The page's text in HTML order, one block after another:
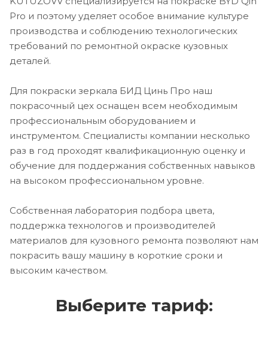
Pro и поэтому уделяет особое внимание культуре
производства и соблюдению технологических
требований по ремонтной окраске кузовных
деталей.
Для покраски зеркала БИД Цинь Про наш
покрасочный цех оснащен всем необходимым
профессиональным оборудованием и
инструментом. Специалисты компании несколько
раз в год проходят квалификационную оценку и
обучение для поддержания собственных навыков
на высоком профессиональном уровне.
Собственная лаборатория подбора цвета,
поддержка технологов и производителей
материалов для кузовного ремонта позволяют нам
покрасить вашу машину в короткие сроки и
высоким качеством.
Выберите тариф: